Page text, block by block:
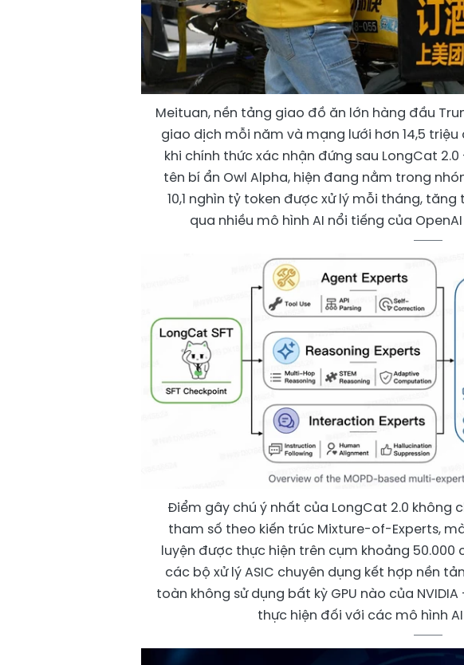
Meituan, nền tảng giao đồ ăn lớn hàng đầu
giao dịch mỗi năm và mạng lưới hơn 14,5
khi chính thức xác nhận đứng sau LongCat
tên bí ẩn Owl Alpha, hiện đang nằm trong
10,1 nghìn tỷ token được xử lý mỗi tháng,
qua nhiều mô hình AI nổi tiếng của
Điểm gây chú ý nhất của LongCat 2.0 không
tham số theo kiến trúc Mixture-of-Experts,
luyện được thực hiện trên cụm khoảng 50.000
các bộ xử lý ASIC chuyên dụng kết hợp nền
toàn không sử dụng bất kỳ GPU nào của
thực hiện đối với các mô hình